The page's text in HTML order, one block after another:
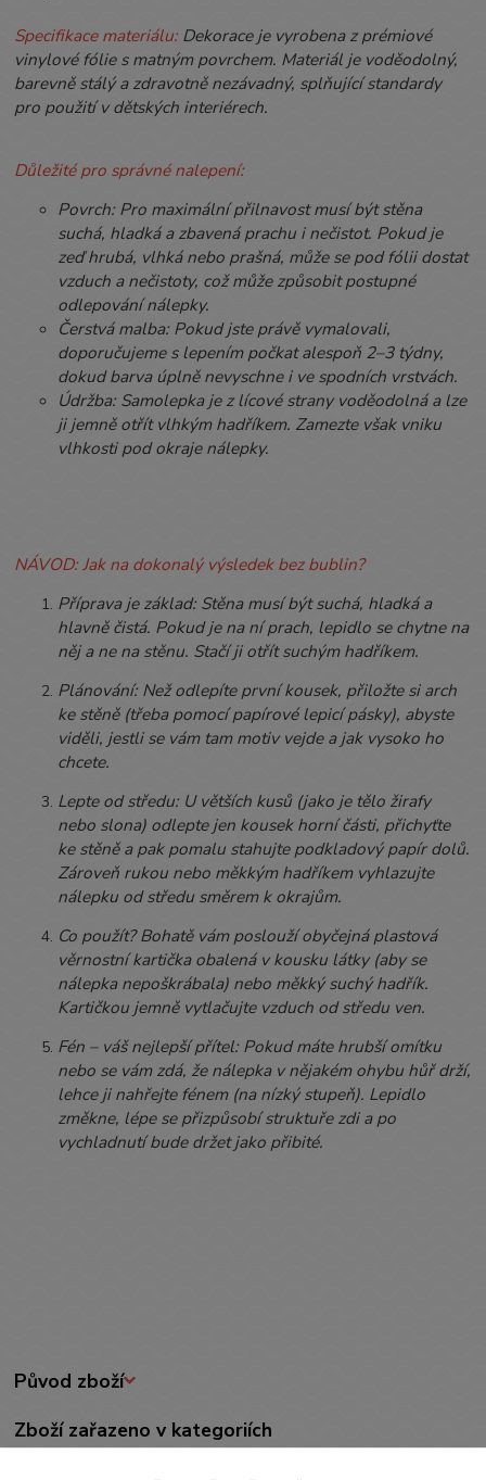
Specifikace materiálu: Dekorace je vyrobena z prémiové
vinylové fólie s matným povrchem. Materiál je voděodolný,
barevně stálý a zdravotně nezávadný, splňující standardy
pro použití v dětských interiérech.
Důležité pro správné nalepení:
Povrch: Pro maximální přilnavost musí být stěna
suchá, hladká a zbavená prachu i nečistot. Pokud je
zeď hrubá, vlhká nebo prašná, může se pod fólii dostat
vzduch a nečistoty, což může způsobit postupné
odlepování nálepky.
Čerstvá malba: Pokud jste právě vymalovali,
doporučujeme s lepením počkat alespoň 2–3 týdny,
dokud barva úplně nevyschne i ve spodních vrstvách.
Údržba: Samolepka je z lícové strany voděodolná a lze
ji jemně otřít vlhkým hadříkem. Zamezte však vniku
vlhkosti pod okraje nálepky.
NÁVOD: Jak na dokonalý výsledek bez bublin?
Příprava je základ: Stěna musí být suchá, hladká a
hlavně čistá. Pokud je na ní prach, lepidlo se chytne na
něj a ne na stěnu. Stačí ji otřít suchým hadříkem.
Plánování: Než odlepíte první kousek, přiložte si arch
ke stěně (třeba pomocí papírové lepicí pásky), abyste
viděli, jestli se vám tam motiv vejde a jak vysoko ho
chcete.
Lepte od středu: U větších kusů (jako je tělo žirafy
nebo slona) odlepte jen kousek horní části, přichyťte
ke stěně a pak pomalu stahujte podkladový papír dolů.
Zároveň rukou nebo měkkým hadříkem vyhlazujte
nálepku od středu směrem k okrajům.
Co použít? Bohatě vám poslouží obyčejná plastová
věrnostní kartička obalená v kousku látky (aby se
nálepka nepoškrábala) nebo měkký suchý hadřík.
Kartičkou jemně vytlačujte vzduch od středu ven.
Fén – váš nejlepší přítel: Pokud máte hrubší omítku
nebo se vám zdá, že nálepka v nějakém ohybu hůř drží,
lehce ji nahřejte fénem (na nízký stupeň). Lepidlo
změkne, lépe se přizpůsobí struktuře zdi a po
vychladnutí bude držet jako přibité.
Původ zboží
Zboží zařazeno v kategoriích